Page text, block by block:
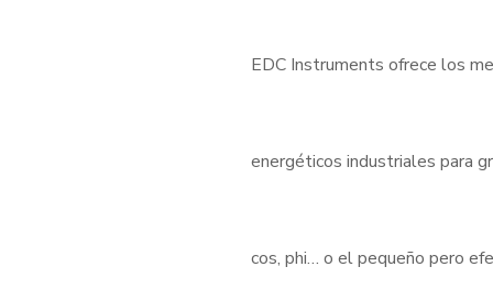
EDC Instruments ofrece los
energéticos industriales para
cos, phi… o el pequeño pero